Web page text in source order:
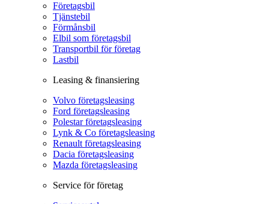
Företagsbil
Tjänstebil
Förmånsbil
Elbil som företagsbil
Transportbil för företag
Lastbil
Leasing & finansiering
Volvo företagsleasing
Ford företagsleasing
Polestar företagsleasing
Lynk & Co företagsleasing
Renault företagsleasing
Dacia företagsleasing
Mazda företagsleasing
Service för företag